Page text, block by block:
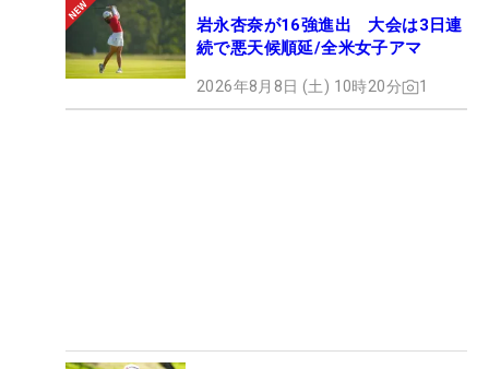
岩永杏奈が16強進出 大会は3日連
続で悪天候順延/全米女子アマ
2026年8月8日 (土) 10時20分 1